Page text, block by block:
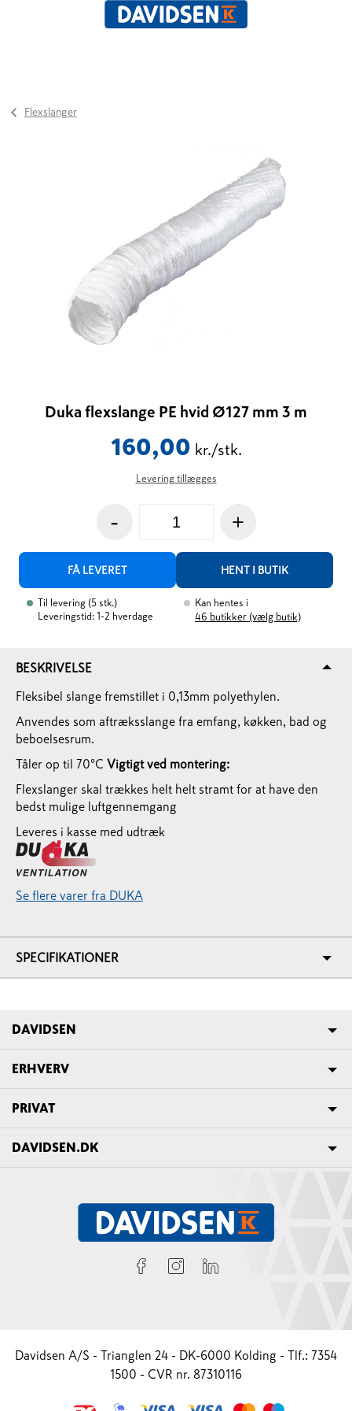
Flexslanger
Duka flexslange PE hvid Ø127 mm 3 m
160,00 kr./stk.
Levering tillægges
- +
FÅ LEVERET HENT I BUTIK
Til levering (5 stk.)
Leveringstid: 1-2 hverdage
Kan hentes i
46 butikker (vælg butik)
BESKRIVELSE
Fleksibel slange fremstillet i 0,13mm polyethylen.
Anvendes som aftræksslange fra emfang, køkken, bad og
beboelsesrum.
Tåler op til 70°C Vigtigt ved montering:
Flexslanger skal trækkes helt helt stramt for at have den
bedst mulige luftgennemgang
Leveres i kasse med udtræk
Se flere varer fra DUKA
SPECIFIKATIONER
DAVIDSEN
ERHVERV
PRIVAT
DAVIDSEN.DK
Davidsen A/S - Trianglen 24 - DK-6000 Kolding - Tlf.: 7354
1500 - CVR nr. 87310116